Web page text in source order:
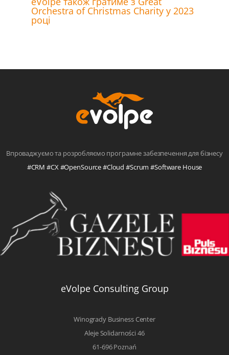
Orchestra of Christmas Charity у 2023
році
Впроваджуємо та розробляємо програмне забезпечення для бізнесу
#CRM #CX #OpenSource #Cloud #Scrum #Software House
eVolpe Consulting Group
Winogrady Business Center
Aleje Solidarności 46
61-696 Poznań